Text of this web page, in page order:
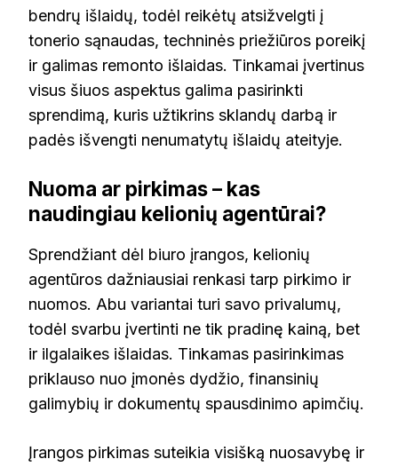
bendrų išlaidų, todėl reikėtų atsižvelgti į
tonerio sąnaudas, techninės priežiūros poreikį
ir galimas remonto išlaidas. Tinkamai įvertinus
visus šiuos aspektus galima pasirinkti
sprendimą, kuris užtikrins sklandų darbą ir
padės išvengti nenumatytų išlaidų ateityje.
Nuoma ar pirkimas – kas
naudingiau kelionių agentūrai?
Sprendžiant dėl biuro įrangos, kelionių
agentūros dažniausiai renkasi tarp pirkimo ir
nuomos. Abu variantai turi savo privalumų,
todėl svarbu įvertinti ne tik pradinę kainą, bet
ir ilgalaikes išlaidas. Tinkamas pasirinkimas
priklauso nuo įmonės dydžio, finansinių
galimybių ir dokumentų spausdinimo apimčių.
Įrangos pirkimas suteikia visišką nuosavybę ir